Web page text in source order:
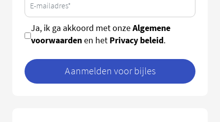
Ja, ik ga akkoord met onzeAlgemene
voorwaardenen het Privacy beleid.
Aanmelden voor bijles